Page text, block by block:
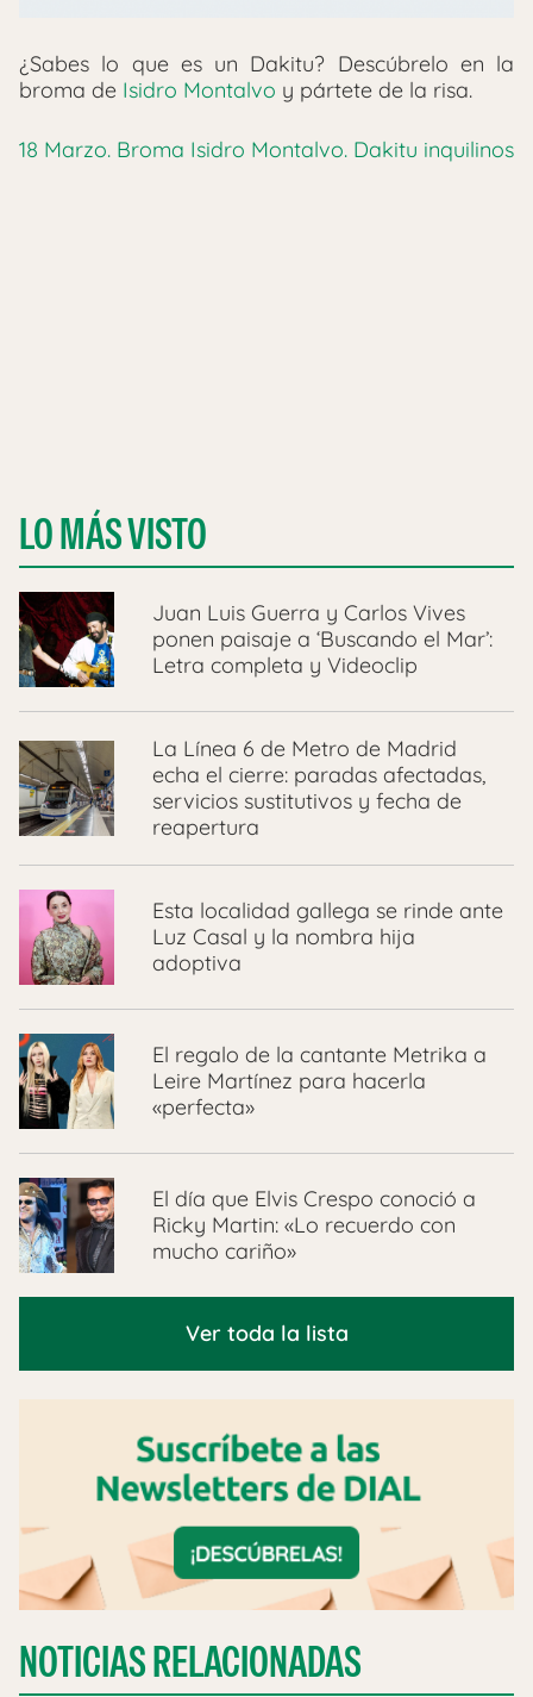
¿Sabes lo que es un Dakitu? Descúbrelo en la
broma de Isidro Montalvo y pártete de la risa.
18 Marzo. Broma Isidro Montalvo. Dakitu inquilinos
LO MÁS VISTO
Juan Luis Guerra y Carlos Vives
ponen paisaje a ‘Buscando el Mar’:
Letra completa y Videoclip
La Línea 6 de Metro de Madrid
echa el cierre: paradas afectadas,
servicios sustitutivos y fecha de
reapertura
Esta localidad gallega se rinde ante
Luz Casal y la nombra hija
adoptiva
El regalo de la cantante Metrika a
Leire Martínez para hacerla
«perfecta»
El día que Elvis Crespo conoció a
Ricky Martin: «Lo recuerdo con
mucho cariño»
Ver toda la lista
NOTICIAS RELACIONADAS